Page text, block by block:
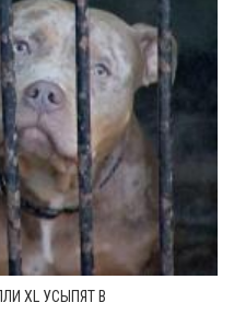
XL УСЫПЯТ В